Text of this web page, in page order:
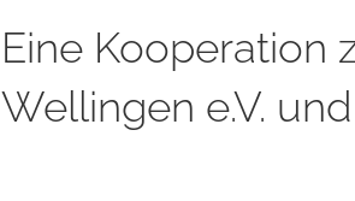
Eine Kooperation
Wellingen e.V.